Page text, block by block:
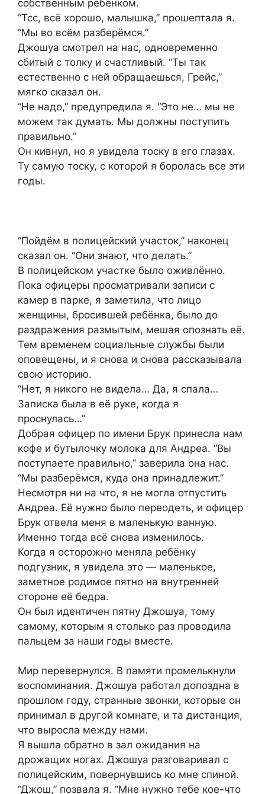
собственным ребёнком.
“Тсс, всё хорошо, малышка,” прошептала я.
“Мы во всём разберёмся.”
Джошуа смотрел на нас, одновременно
сбитый с толку и счастливый. “Ты так
естественно с ней обращаешься, Грейс,”
мягко сказал он.
“Не надо,” предупредила я. “Это не… мы не
можем так думать. Мы должны поступить
правильно.”
Он кивнул, но я увидела тоску в его глазах.
Ту самую тоску, с которой я боролась все эти
годы.
“Пойдём в полицейский участок,” наконец
сказал он. “Они знают, что делать.”
В полицейском участке было оживлённо.
Пока офицеры просматривали записи с
камер в парке, я заметила, что лицо
женщины, бросившей ребёнка, было до
раздражения размытым, мешая опознать её.
Тем временем социальные службы были
оповещены, и я снова и снова рассказывала
свою историю.
“Нет, я никого не видела… Да, я спала…
Записка была в её руке, когда я
проснулась…”
Добрая офицер по имени Брук принесла нам
кофе и бутылочку молока для Андреа. “Вы
поступаете правильно,” заверила она нас.
“Мы разберёмся, куда она принадлежит.”
Несмотря ни на что, я не могла отпустить
Андреа. Её нужно было переодеть, и офицер
Брук отвела меня в маленькую ванную.
Именно тогда всё снова изменилось.
Когда я осторожно меняла ребёнку
подгузник, я увидела это — маленькое,
заметное родимое пятно на внутренней
стороне её бедра.
Он был идентичен пятну Джошуа, тому
самому, которым я столько раз проводила
пальцем за наши годы вместе.
Мир перевернулся. В памяти промелькнули
воспоминания. Джошуа работал допоздна в
прошлом году, странные звонки, которые он
принимал в другой комнате, и та дистанция,
что выросла между нами.
Я вышла обратно в зал ожидания на
дрожащих ногах. Джошуа разговаривал с
полицейским, повернувшись ко мне спиной.
“Джош,” позвала я. “Мне нужно тебе кое-что